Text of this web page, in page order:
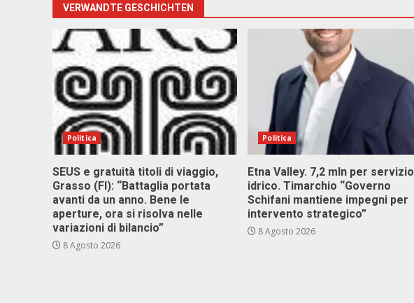
VERWANDTE GESCHICHTEN
Politica
SEUS e gratuità titoli di viaggio,
Grasso (FI): “Battaglia portata
avanti da un anno. Bene le
aperture, ora si risolva nelle
variazioni di bilancio”
8 Agosto 2026
Politica
Etna Valley. 7,2 mln per servizio
idrico. Timarchio “Governo
Schifani mantiene impegni per
intervento strategico”
8 Agosto 2026